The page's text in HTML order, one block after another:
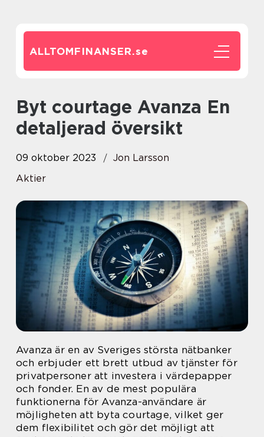
ALLTOMFINANSER.se
Byt courtage Avanza En
detaljerad översikt
09 oktober 2023
Jon Larsson
Aktier
Avanza är en av Sveriges största nätbanker
och erbjuder ett brett utbud av tjänster för
privatpersoner att investera i värdepapper
och fonder. En av de mest populära
funktionerna för Avanza-användare är
möjligheten att byta courtage, vilket ger
dem flexibilitet och gör det möjligt att